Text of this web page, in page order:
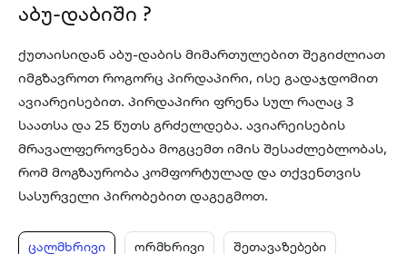
აბუ-დაბიში ?
ქუთაისიდან აბუ-დაბის მიმართულებით შეგიძლიათ
იმგზავროთ როგორც პირდაპირი, ისე გადაჯდომით
ავიარეისებით. პირდაპირი ფრენა სულ რაღაც 3
საათსა და 25 წუთს გრძელდება. ავიარეისების
მრავალფეროვნება მოგცემთ იმის შესაძლებლობას,
რომ მოგზაურობა კომფორტულად და თქვენთვის
სასურველი პირობებით დაგეგმოთ.
ცალმხრივი ორმხრივი შეთავაზებები